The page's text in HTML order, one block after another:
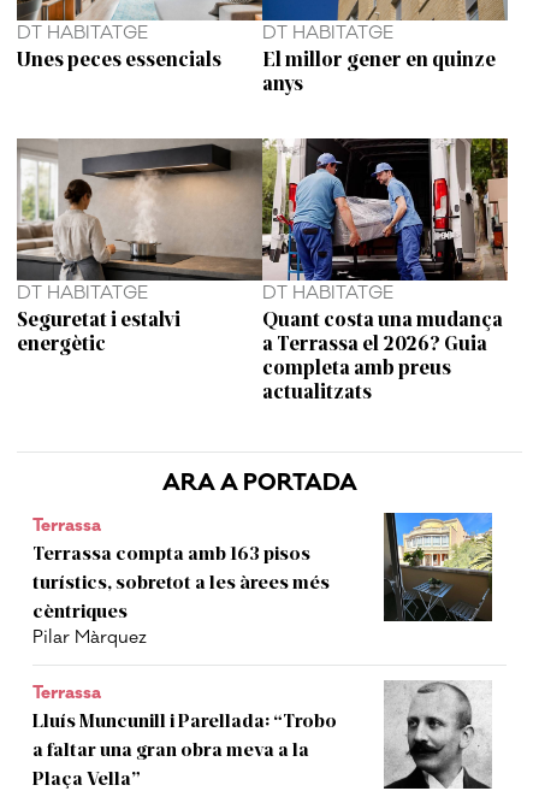
ARA A PORTADA
Terrassa
Terrassa compta amb 163 pisos
turístics, sobretot a les àrees més
cèntriques
Pilar Màrquez
Terrassa
Lluís Muncunill i Parellada: “Trobo
a faltar una gran obra meva a la
Plaça Vella”
DT HABITATGE
Unes peces essencials
DT HABITATGE
El millor gener en quinze
anys
DT HABITATGE
Seguretat i estalvi
energètic
DT HABITATGE
Quant costa una mudança
a Terrassa el 2026? Guia
completa amb preus
actualitzats